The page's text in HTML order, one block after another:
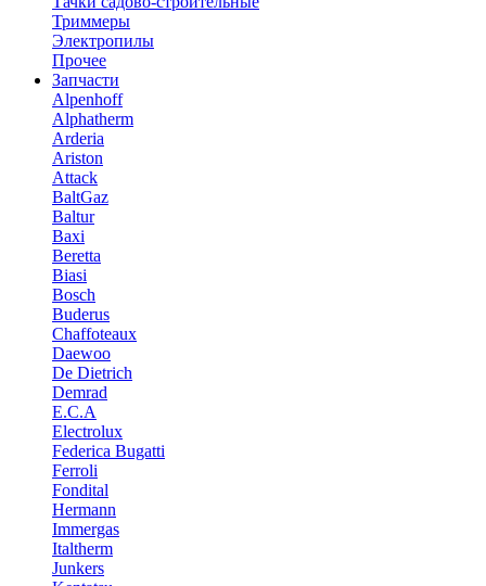
Триммеры
Электропилы
Прочее
Запчасти
Alpenhoff
Alphatherm
Arderia
Ariston
Attack
BaltGaz
Baltur
Baxi
Beretta
Biasi
Bosch
Buderus
Chaffoteaux
Daewoo
De Dietrich
Demrad
E.C.A
Electrolux
Federica Bugatti
Ferroli
Fondital
Hermann
Immergas
Italtherm
Junkers